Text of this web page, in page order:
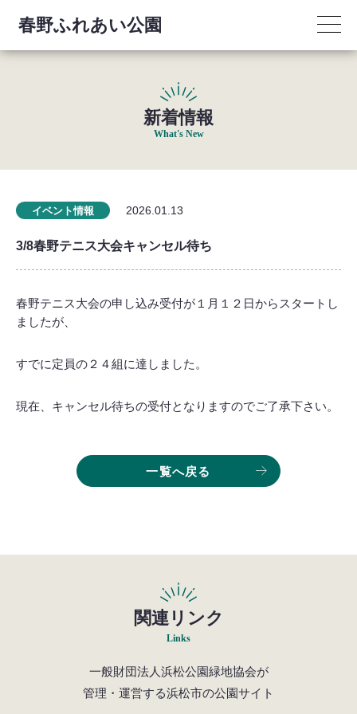
春野ふれあい公園
新着情報
What's New
イベント情報 2026.01.13
3/8春野テニス大会キャンセル待ち
春野テニス大会の申し込み受付が１月１２日からスタートし
ましたが、
すでに定員の２４組に達しました。
現在、キャンセル待ちの受付となりますのでご了承下さい。
一覧へ戻る
関連リンク
Links
一般財団法人浜松公園緑地協会が
管理・運営する浜松市の公園サイト